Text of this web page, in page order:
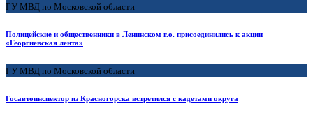
ГУ МВД по Московской области
Полицейские и общественники в Ленинском г.о. присоединились к акции
«Георгиевская лента»
ГУ МВД по Московской области
Госавтоинспектор из Красногорска встретился с кадетами округа